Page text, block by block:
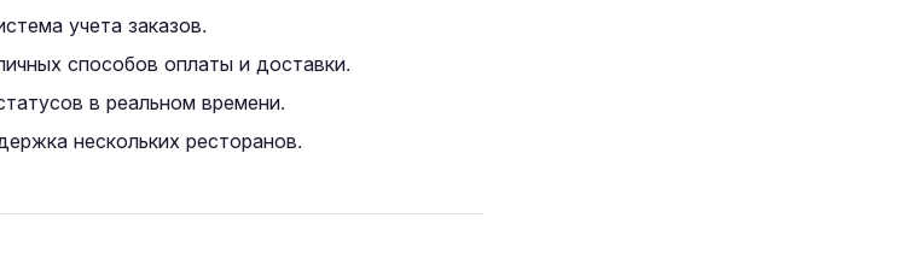
учета заказов.
способов оплаты и доставки.
в реальном времени.
нескольких ресторанов.